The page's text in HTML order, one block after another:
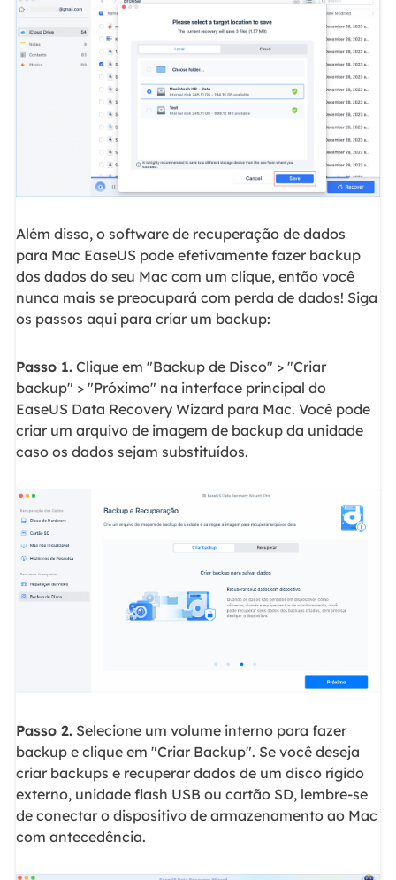
Além disso, o software de recuperação de dados
para Mac EaseUS pode efetivamente fazer backup
dos dados do seu Mac com um clique, então você
nunca mais se preocupará com perda de dados! Siga
os passos aqui para criar um backup:
Passo 1.Clique em "Backup de Disco" > "Criar
backup" > "Próximo" na interface principal do
EaseUS Data Recovery Wizard para Mac. Você pode
criar um arquivo de imagem de backup da unidade
caso os dados sejam substituídos.
Passo 2.Selecione um volume interno para fazer
backup e clique em "Criar Backup". Se você deseja
criar backups e recuperar dados de um disco rígido
externo, unidade flash USB ou cartão SD, lembre-se
de conectar o dispositivo de armazenamento ao Mac
com antecedência.